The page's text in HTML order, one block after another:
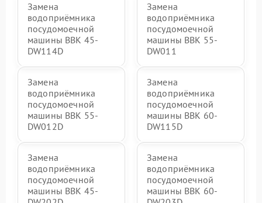
Замена
водоприёмника
посудомоечной
машины BBK 45-
DW114D
Замена
водоприёмника
посудомоечной
машины BBK 55-
DW011
Замена
водоприёмника
посудомоечной
машины BBK 55-
DW012D
Замена
водоприёмника
посудомоечной
машины BBK 60-
DW115D
Замена
водоприёмника
посудомоечной
машины BBK 45-
Замена
водоприёмника
посудомоечной
машины BBK 60-